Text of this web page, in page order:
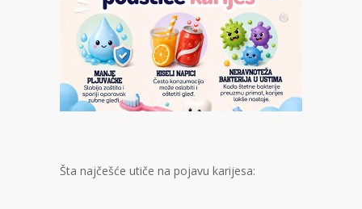
Šta najčešće utiče na pojavu karijesa: